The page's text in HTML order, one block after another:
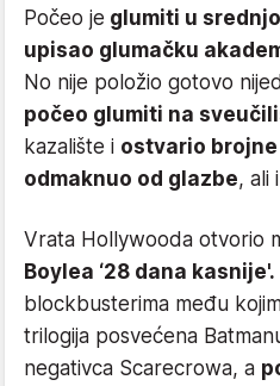
Počeo je glumiti u
upisao glumačku
No nije položio gotovo
počeo glumiti na
kazalište i ostvario
odmaknuo od glazbe, ali
Vrata Hollywooda otvorio
Boylea ‘28 dana kasnije'.
blockbusterima među
trilogija posvećena
negativca Scarecrowa, a